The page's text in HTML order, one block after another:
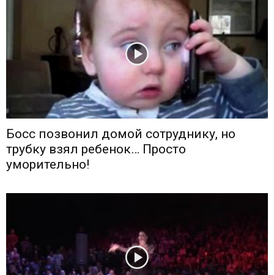
Босс позвонил домой сотруднику, но
трубку взял ребенок… Просто
уморительно!